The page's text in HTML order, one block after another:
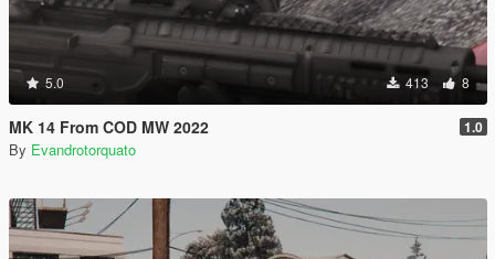
5.0 413 8
MK 14 From COD MW 2022 1.0
By Evandrotorquato